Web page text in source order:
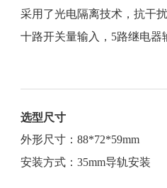
采用了光电隔离技术，抗干
十路开关量输入，5路继电器
选型尺寸
外形尺寸：88*72*59mm
安装方式：35mm导轨安装